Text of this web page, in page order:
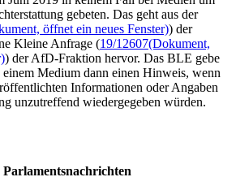
gebeten. Das geht aus der
öffnet ein neues Fenster)) der
Kleine Anfrage (19/12607(Dokument,
) der AfD-Fraktion hervor. Das BLE gebe
Medium dann einen Hinweis, wenn
Informationen oder Angaben
unzutreffend wiedergegeben würden.